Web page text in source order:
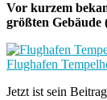
Vor kurzem
größten Gebäude
Flughafen
Jetzt ist sein